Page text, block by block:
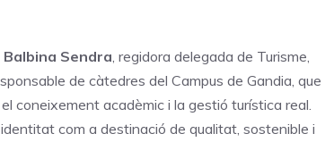
Balbina Sendra , regidora delegada de Turisme,
de càtedres del Campus de Gandia, que
coneixement acadèmic i la gestió turística real.
com a destinació de qualitat, sostenible i